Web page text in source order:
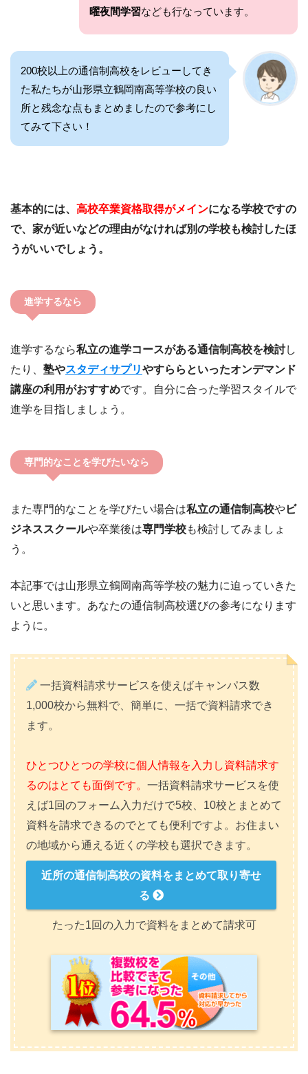
曜夜間学習なども行なっています。
200校以上の通信制高校をレビューしてき
た私たちが山形県立鶴岡南高等学校の良い
所と残念な点もまとめましたので参考にし
てみて下さい！
基本的には、 高校卒業資格取得がメインになる学校ですの
で、家が近いなどの理由がなければ別の学校も検討したほ
うがいいでしょう。
進学するなら
進学するなら私立の進学コースがある通信制高校を検討し
たり、 塾やスタディサプリやすららといったオンデマンド
講座の利用がおすすめです。自分に合った学習スタイルで
進学を目指しましょう。
専門的なことを学びたいなら
また専門的なことを学びたい場合は私立の通信制高校やビ
ジネススクールや卒業後は専門学校も検討してみましょ
う。
本記事では山形県立鶴岡南高等学校の魅力に迫っていきた
いと思います。あなたの通信制高校選びの参考になります
ように。
一括資料請求サービスを使えばキャンパス数
1,000校から無料で、簡単に、一括で資料請求でき
ます。
ひとつひとつの学校に個人情報を入力し資料請求す
るのはとても面倒です。 一括資料請求サービスを使
えば1回のフォーム入力だけで5校、10校とまとめて
資料を請求できるのでとても便利ですよ。お住まい
の地域から通える近くの学校も選択できます。
近所の通信制高校の資料をまとめて取り寄せ
る
たった1回の入力で資料をまとめて請求可